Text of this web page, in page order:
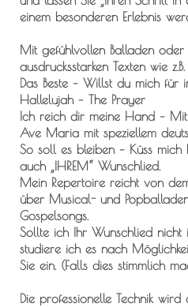
einem besonderen Erlebnis
Mit gefühlvollen Balladen oder
ausdrucksstarken Texten wie z.B.
Das Beste – Willst du mich für
Hallelujah – The Prayer
Ich reich dir meine Hand –
Ave Maria mit speziellem
So soll es bleiben – Küss
auch „IHREM“ Wunschlied.
Mein Repertoire reicht von
über Musical- und
Gospelsongs.
Sollte ich Ihr Wunschlied nicht
studiere ich es nach
Sie ein. (Falls dies stimmlich
Die professionelle Technik wird